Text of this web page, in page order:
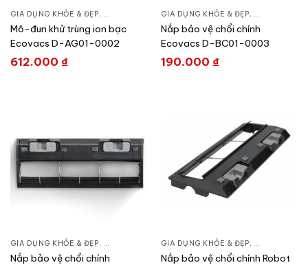
GIA DỤNG KHỎE & ĐẸP, CHĂM SÓC NHÀ CỬA, HÚT BỤI – ROBOT HÚT BỤI
Mô-đun khử trùng ion bạc
Ecovacs D-AG01-0002
612.000 ₫
GIA DỤNG KHỎE & ĐẸP, CHĂM SÓC
Nắp bảo vệ chổi chính
Ecovacs D-BC01-0003
190.000 ₫
GIA DỤNG KHỎE & ĐẸP, CHĂM SÓC NHÀ CỬA, HÚT BỤI – ROBOT HÚT BỤI
Nắp bảo vệ chổi chính
GIA DỤNG KHỎE & ĐẸP, CHĂM SÓC
Nắp bảo vệ chổi chính Robot